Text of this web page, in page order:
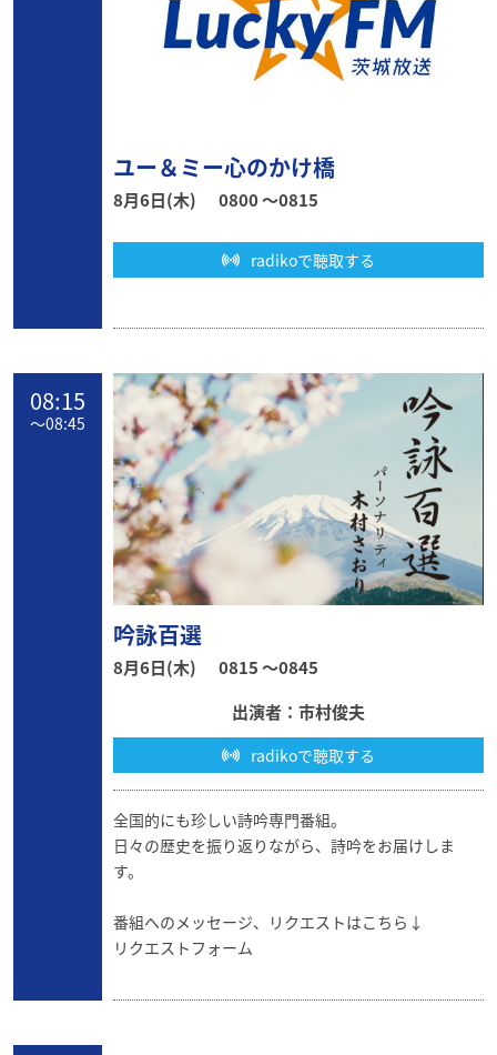
ユー＆ミー心のかけ橋
8月6日(木) 0800 〜0815
radikoで聴取する
08:15
〜08:45
吟詠百選
8月6日(木)
0815 〜0845
出演者：市村俊夫
radikoで聴取する
全国的にも珍しい詩吟専門番組。
日々の歴史を振り返りながら、詩吟をお届けしま
す。
番組へのメッセージ、リクエストはこちら↓
リクエストフォーム